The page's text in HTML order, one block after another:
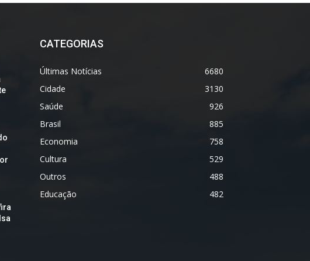
CATEGORIAS
Últimas Notícias
6680
Cidade
3130
Saúde
926
Brasil
885
Economia
758
Cultura
529
Outros
488
Educação
482